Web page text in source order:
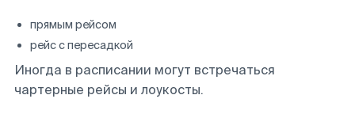
прямым рейсом
рейс с пересадкой
Иногда в расписании могут встречаться
чартерные рейсы и лоукосты.